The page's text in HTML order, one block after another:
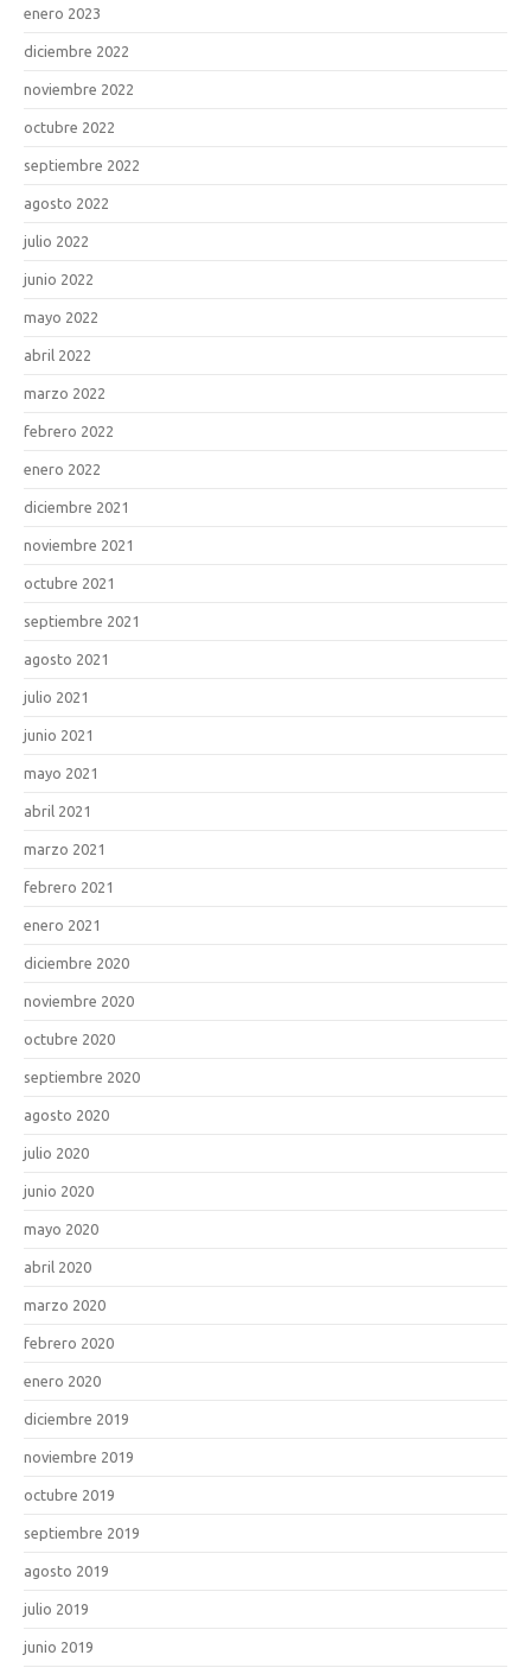
enero 2023
diciembre 2022
noviembre 2022
octubre 2022
septiembre 2022
agosto 2022
julio 2022
junio 2022
mayo 2022
abril 2022
marzo 2022
febrero 2022
enero 2022
diciembre 2021
noviembre 2021
octubre 2021
septiembre 2021
agosto 2021
julio 2021
junio 2021
mayo 2021
abril 2021
marzo 2021
febrero 2021
enero 2021
diciembre 2020
noviembre 2020
octubre 2020
septiembre 2020
agosto 2020
julio 2020
junio 2020
mayo 2020
abril 2020
marzo 2020
febrero 2020
enero 2020
diciembre 2019
noviembre 2019
octubre 2019
septiembre 2019
agosto 2019
julio 2019
junio 2019